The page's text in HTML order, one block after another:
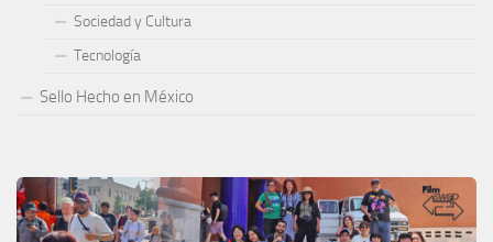
Sociedad y Cultura
Tecnología
Sello Hecho en México